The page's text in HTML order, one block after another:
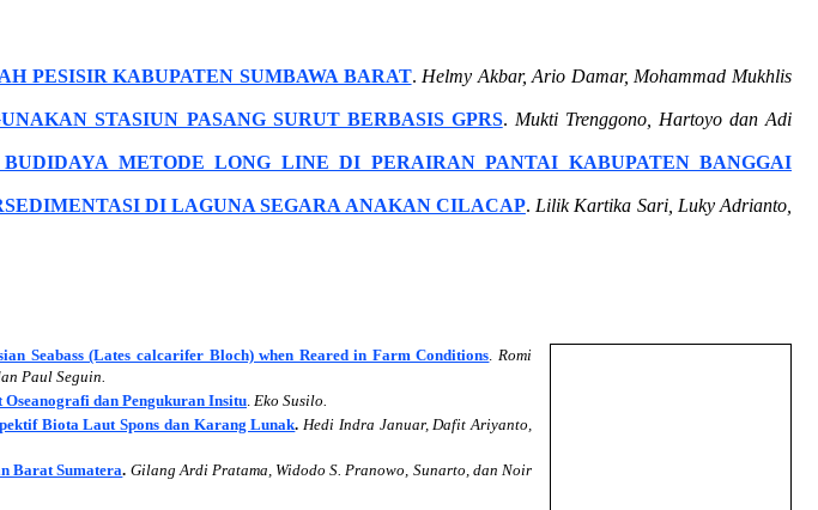
PESISIR KABUPATEN SUMBAWA BARAT. Helmy Akbar, Ario Damar, Mohammad Mukhlis
STASIUN PASANG SURUT BERBASIS GPRS. Mukti Trenggono, Hartoyo dan Adi
METODE LONG LINE DI PERAIRAN PANTAI KABUPATEN BANGGAI
DI LAGUNA SEGARA ANAKAN CILACAP. Lilik Kartika Sari, Luky Adrianto,
Seabass (Lates calcarifer Bloch) when Reared in Farm Conditions.Romi
Paul Seguin.
dan Pengukuran Insitu. Eko Susilo.
Biota Laut Spons dan Karang Lunak. Hedi Indra Januar, Dafit Ariyanto,
Barat Sumatera. Gilang Ardi Pratama, Widodo S. Pranowo, Sunarto, dan Noir